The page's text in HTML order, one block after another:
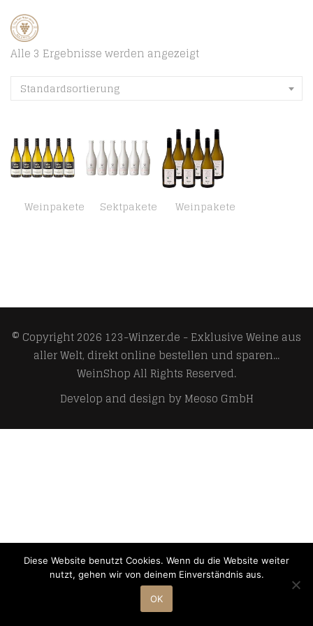
Alle 3 Ergebnisse werden angezeigt
Standardsortierung
Weinpakete Sektpakete Weinpakete
© Copyright 2026 123-Winzer.de - Exklusive Weine aus
aller Welt, direkt online bestellen und sparen...
WeinShopAll Rights Reserved.
Develop and design byMeoso GmbH
Diese Website benutzt Cookies. Wenn du die Website weiter
nutzt, gehen wir von deinem Einverständnis aus.
OK